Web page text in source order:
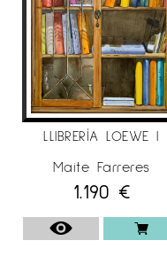
LLIBRERÍA LOEWE I
Maite Farreres
1.190 €